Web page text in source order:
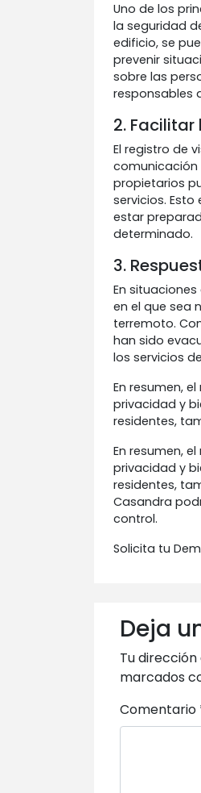
Uno de los
la seguridad
edificio, se
prevenir
sobre las
responsables
2.
El registro de
comunicación
propietarios
servicios.
estar
determinado.
3.
En
en el que sea
terremoto.
han sido
los servicios
En resumen,
privacidad y
residentes,
En resumen,
privacidad y
residentes,
Casandra
control.
Solicita tu
Deja
Tu
marcados
Comentario